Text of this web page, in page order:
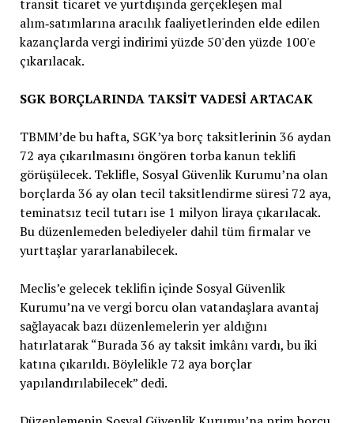
SGK BORÇLARINDA TAKSİT VADESİ ARTACAK
TBMM’de bu hafta, SGK’ya borç taksitlerinin 36 aydan
72 aya çıkarılmasını öngören torba kanun teklifi
görüşülecek. Teklifle, Sosyal Güvenlik Kurumu’na olan
borçlarda 36 ay olan tecil taksitlendirme süresi 72 aya,
teminatsız tecil tutarı ise 1 milyon liraya çıkarılacak.
Bu düzenlemeden belediyeler dahil tüm firmalar ve
yurttaşlar yararlanabilecek.
Meclis’e gelecek teklifin içinde Sosyal Güvenlik
Kurumu’na ve vergi borcu olan vatandaşlara avantaj
sağlayacak bazı düzenlemelerin yer aldığını
hatırlatarak “Burada 36 ay taksit imkânı vardı, bu iki
katına çıkarıldı. Böylelikle 72 aya borçlar
yapılandırılabilecek” dedi.